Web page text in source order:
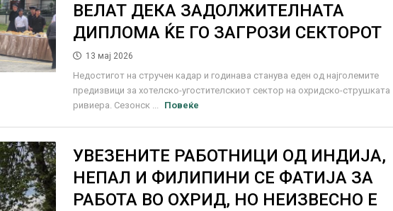
ВЕЛАТ ДЕКА ЗАДОЛЖИТЕЛНАТА
ДИПЛОМА ЌЕ ГО ЗАГРОЗИ СЕКТОРОТ
13 мај 2026
Недостигот на стручен кадар и годинава станува еден од најголемите
предизвици за хотелско-угостителскиот сектор на охридско-струшката
ривиера. Сезонск ...
Повеќе
УВЕЗЕНИТЕ РАБОТНИЦИ ОД ИНДИЈА,
НЕПАЛ И ФИЛИПИНИ СЕ ФАТИЈА ЗА
РАБОТА ВО ОХРИД, НО НЕИЗВЕСНО Е